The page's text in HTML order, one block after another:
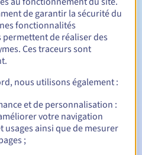
30 jours
:
30, 15, 7 et 3 jours avant la
pour notification de la
de garantir la sécurité du
fonctionnalités
permettent de réaliser des
Ces traceurs sont
nous utilisons également :
et de personnalisation :
votre navigation
usages ainsi que de mesurer
;